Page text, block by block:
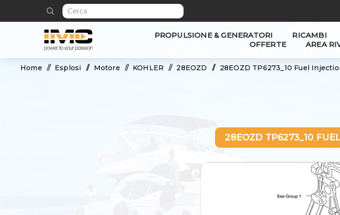
PROPULSIONE & GENERATORI RICAMBI
OFFERTE
AREA
Home / Esplosi / Motore / KOHLER / 28EOZD / 28EOZD TP6273_10 Fuel
28EOZD TP6273_10